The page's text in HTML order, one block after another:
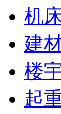
机
建
楼
起